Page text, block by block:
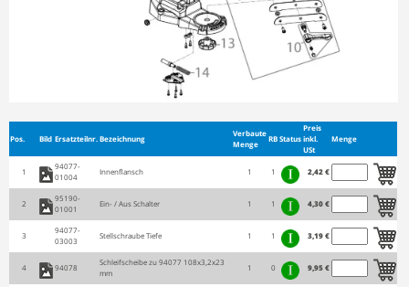
Pos. Bild Ersatzteilnr.Bezeichnung
Verbaute
Menge
RBStatus
Preis
inkl.
USt
Menge
1
94077-
01004
Innenflansch 1 1 2,42 €
2
95190-
01001
Ein- / Aus Schalter 1 1 4,30 €
3
94077-
03003
Stellschraube Tiefe 1 1 3,19 €
4 94078
Schleifscheibe zu 94077 108x3,2x23
mm
1 0 9,95 €